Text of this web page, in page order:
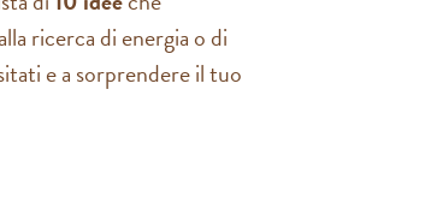
ricerca di energia o di
e a sorprendere il tuo